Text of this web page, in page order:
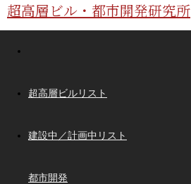
超高層ビル・都市開発研究所
超高層ビルリスト
建設中／計画中リスト
都市開発